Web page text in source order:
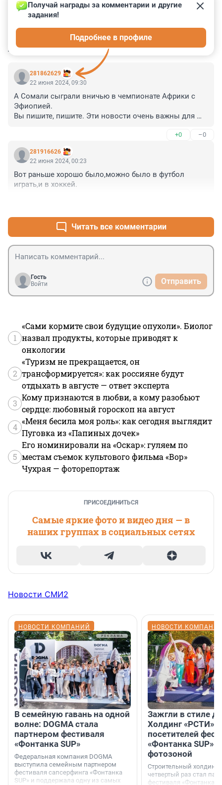
КОММЕНТАРИИ 2
281862629
Получай награды за комментарии и другие
задания!
Подробнее в профиле
22 июня 2024, 09:30
А Сомали сыграли вничью в чемпионате Африки с
Эфиопией.
Вы пишите, пишите. Эти новости очень важны для
+0 –0
281916626
22 июня 2024, 00:23
Вот раньше хорошо было,можно было в футбол
играть,и в хоккей.
Читать все комментарии
Гость
Войти
Отправить
1
«Сами кормите свои будущие опухоли». Биолог
назвал продукты, которые приводят к
онкологии
2
«Туризм не прекращается, он
трансформируется»: как россияне будут
отдыхать в августе — ответ эксперта
3
Кому признаются в любви, а кому разобьют
сердце: любовный гороскоп на август
4
«Меня бесила моя роль»: как сегодня выглядит
Пуговка из «Папиных дочек»
5
Его номинировали на «Оскар»: гуляем по
местам съемок культового фильма «Вор»
Чухрая — фоторепортаж
ПРИСОЕДИНИТЬСЯ
Самые яркие фото и видео дня — в
наших группах в социальных сетях
Новости СМИ2
НОВОСТИ КОМПАНИЙ
В семейную гавань на одной
волне: DOGMA стала
партнером фестиваля
«Фонтанка SUP»
Федеральная компания DOGMA
выступила семейным партнером
фестиваля сапсерфинга «Фонтанка
SUP» и поддержала одну из самых
НОВОСТИ
Зажгли в стиле
Холдинг «РСТИ»
посетителей
«Фонтанка SUP»
фотозоной
Строительный холдинг
четвертый раз стал
фестиваля «Фонтанка